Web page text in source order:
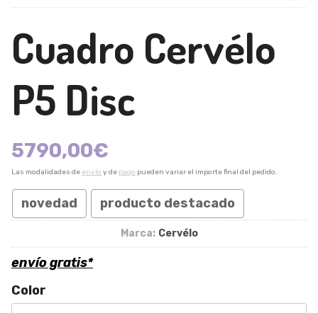
Cuadro Cervélo
P5 Disc
5790,00€
Las modalidades de envío y de pago pueden variar el importe final del pedido.
novedad producto destacado
Marca: Cervélo
envío gratis*
Color